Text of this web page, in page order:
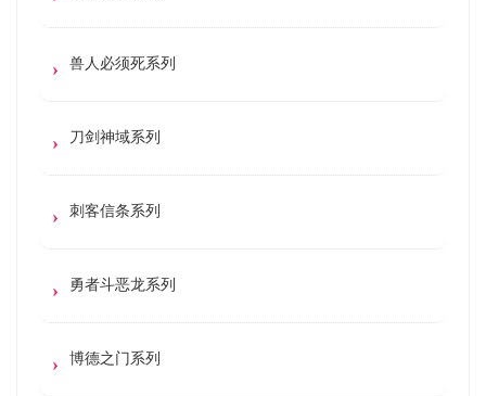
兽人必须死系列
刀剑神域系列
刺客信条系列
勇者斗恶龙系列
博德之门系列